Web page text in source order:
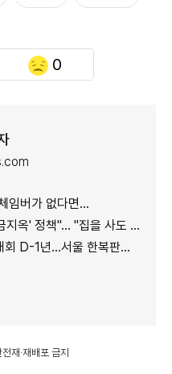
0
임버가 없다면…
"집을 사도 팔아도 세금만 늘어"
에서 만나는 '가톨릭 문화의 모든 것'
재·재배포 금지